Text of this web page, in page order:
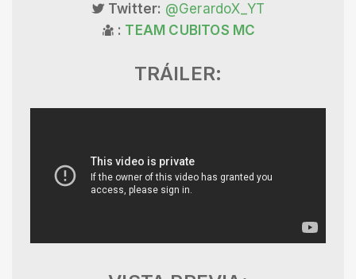
Twitter: @GerardoX_YT
: TEAM CUBITOS MC
TRÁILER: